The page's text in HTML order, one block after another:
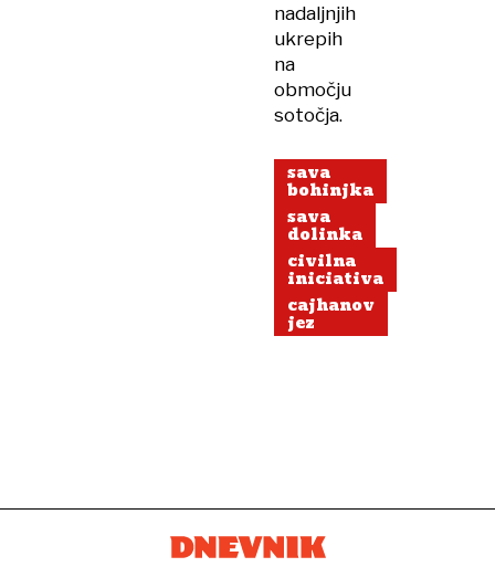
nadaljnjih
ukrepih
na
območju
sotočja.
sava
bohinjka
sava
dolinka
civilna
iniciativa
cajhanov
jez